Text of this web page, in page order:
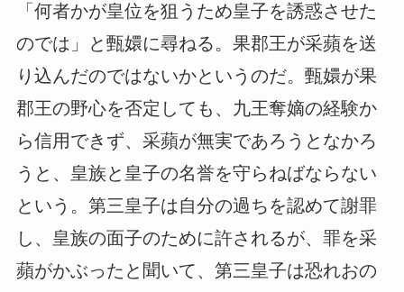
「何者かが皇位を狙うため皇子を誘惑させた
のでは」と甄嬛に尋ねる。果郡王が采蘋を送
り込んだのではないかというのだ。甄嬛が果
郡王の野心を否定しても、九王奪嫡の経験か
ら信用できず、采蘋が無実であろうとなかろ
うと、皇族と皇子の名誉を守らねばならない
という。第三皇子は自分の過ちを認めて謝罪
し、皇族の面子のために許されるが、罪を采
蘋がかぶったと聞いて、第三皇子は恐れおの